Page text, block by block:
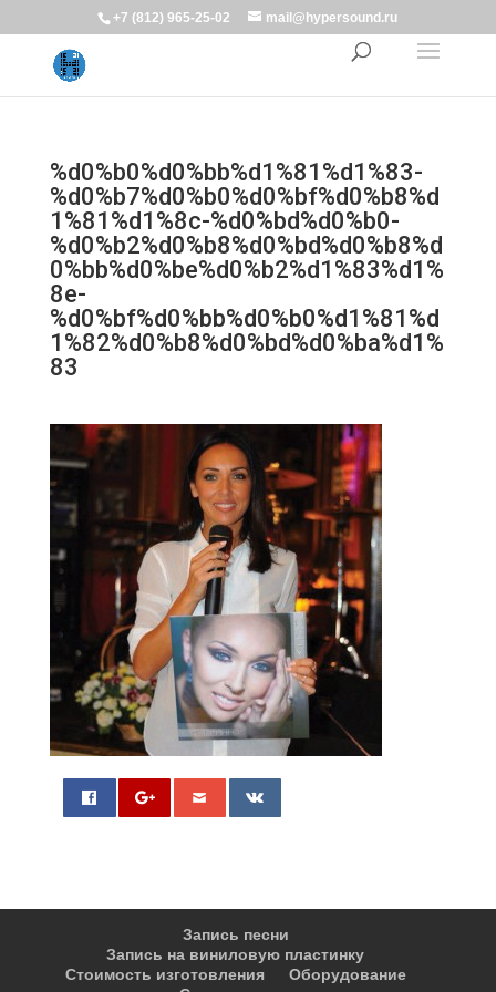
+7 (812) 965-25-02 mail@hypersound.ru
%d0%b0%d0%bb%d1%81%d1%83-
%d0%b7%d0%b0%d0%bf%d0%b8%d
1%81%d1%8c-%d0%bd%d0%b0-
%d0%b2%d0%b8%d0%bd%d0%b8%d
0%bb%d0%be%d0%b2%d1%83%d1%
8e-
%d0%bf%d0%bb%d0%b0%d1%81%d
1%82%d0%b8%d0%bd%d0%ba%d1%
83
Запись песни
Запись на виниловую пластинку
Стоимость изготовления
Оборудование